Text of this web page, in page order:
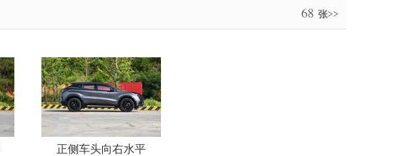
68 张>>
正侧车头向右水平